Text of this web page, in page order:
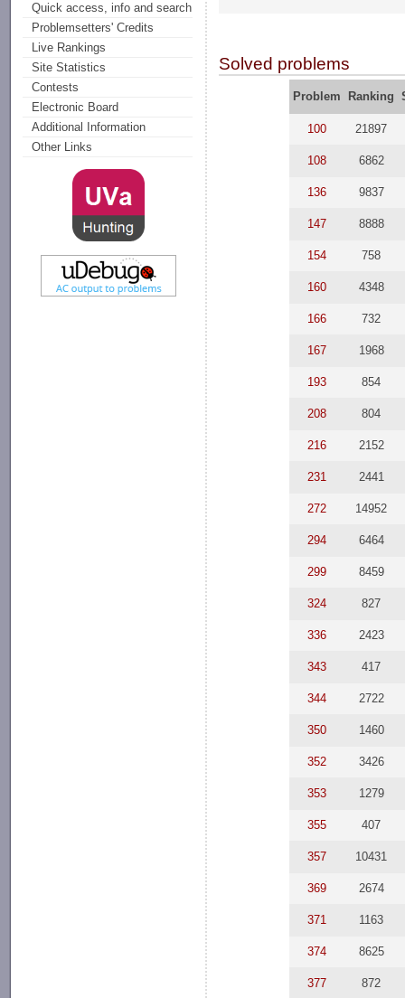
Quick access, info and search
Problemsetters' Credits
Live Rankings
Site Statistics
Contests
Electronic Board
Additional Information
Other Links
Solved problems
Problem Ranking
100 21897
108 6862
136 9837
147 8888
154 758
160 4348
166 732
167 1968
193 854
208 804
216 2152
231 2441
272 14952
294 6464
299 8459
324 827
336 2423
343 417
344 2722
350 1460
352 3426
353 1279
355 407
357 10431
369 2674
371 1163
374 8625
377 872